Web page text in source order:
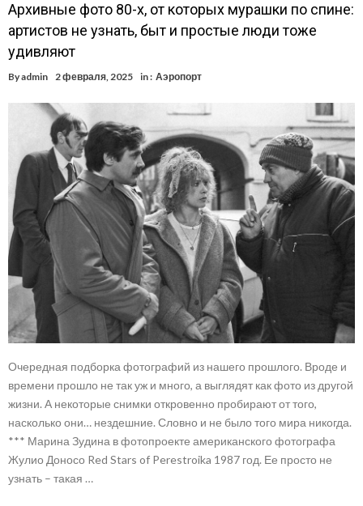
Архивные фото 80-х, от которых мурашки по спине:
артистов не узнать, быт и простые люди тоже
удивляют
Byadmin 2 февраля, 2025 in : Аэропорт
Очередная подборка фотографий из нашего прошлого. Вроде и
времени прошло не так уж и много, а выглядят как фото из другой
жизни. А некоторые снимки откровенно пробирают от того,
насколько они… нездешние. Словно и не было того мира никогда.
*** Марина Зудина в фотопроекте американского фотографа
Жулио Доносо Red Stars of Perestroika 1987 год. Ее просто не
узнать – такая …